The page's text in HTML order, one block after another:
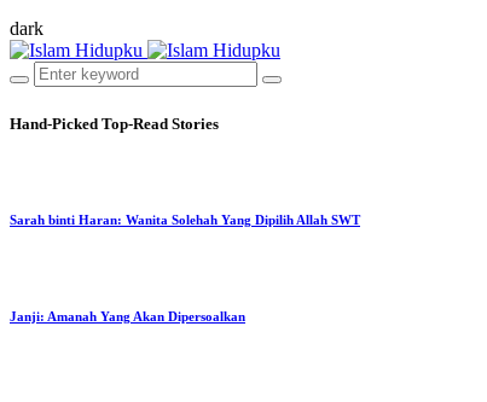
dark
Hand-Picked Top-Read Stories
Sarah binti Haran: Wanita Solehah Yang Dipilih Allah SWT
Janji: Amanah Yang Akan Dipersoalkan